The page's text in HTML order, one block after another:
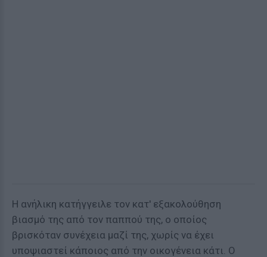
Η ανήλικη κατήγγειλε τον κατ' εξακολούθηση
βιασμό της από τον παππού της, ο οποίος
βρισκόταν συνέχεια μαζί της, χωρίς να έχει
υποψιαστεί κάποιος από την οικογένεια κάτι. Ο